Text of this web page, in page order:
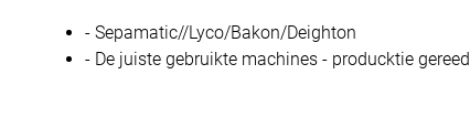
- Sepamatic//Lyco/Bakon/Deighton
- De juiste gebruikte machines - producktie gereed